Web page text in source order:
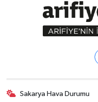
Sakarya Hava Durumu